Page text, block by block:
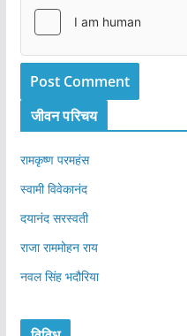
जीवन परिचय
रामकृष्ण परमहंस
स्वामी विवेकानंद
दयानंद सरस्वती
राजा राममोहन राय
नवल सिंह भदौरिया